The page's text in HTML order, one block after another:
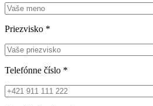
Priezvisko *
Telefónne číslo *